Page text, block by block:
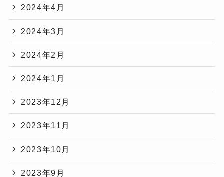
2024年4月
2024年3月
2024年2月
2024年1月
2023年12月
2023年11月
2023年10月
2023年9月